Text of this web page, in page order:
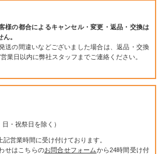
様の都合によるキャンセル・変更・返品・交換は
。
送の間違いなどございました場合は、返品・交換
業日以内に弊社スタッフまでご連絡ください。
・祝祭日を除く）
営業時間に受け付けております。
せはこちらのお問合せフォームから24時間受け付